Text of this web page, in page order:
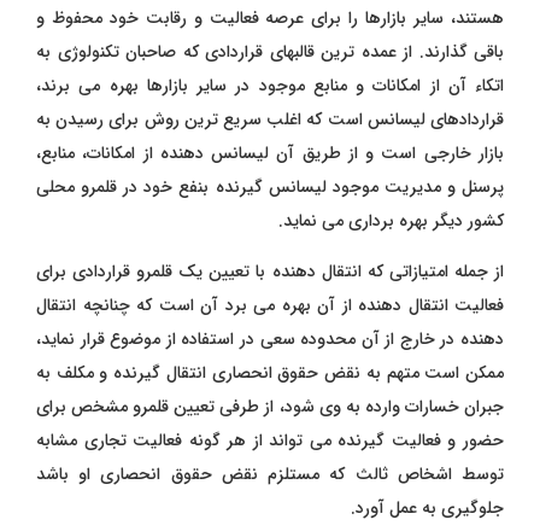
هستند، سایر بازارها را برای عرصه فعالیت و رقابت خود محفوظ و
باقی گذارند. از عمده ترین قالبهای قراردادی که صاحبان تکنولوژی به
اتکاء آن از امکانات و منابع موجود در سایر بازارها بهره می برند،
قراردادهای لیسانس است که اغلب سریع ترین روش برای رسیدن به
بازار خارجی است و از طریق آن لیسانس دهنده از امکانات، منابع،
پرسنل و مدیریت موجود لیسانس گیرنده بنفع خود در قلمرو محلی
کشور دیگر بهره برداری می نماید.
از جمله امتیازاتی که انتقال دهنده با تعیین یک قلمرو قراردادی برای
فعالیت انتقال دهنده از آن بهره می برد آن است که چنانچه انتقال
دهنده در خارج از آن محدوده سعی در استفاده از موضوع قرار نماید،
ممکن است متهم به نقض حقوق انحصاری انتقال گیرنده و مکلف به
جبران خسارات وارده به وی شود، از طرفی تعیین قلمرو مشخص برای
حضور و فعالیت گیرنده می تواند از هر گونه فعالیت تجاری مشابه
توسط اشخاص ثالث که مستلزم نقض حقوق انحصاری او باشد
جلوگیری به عمل آورد.